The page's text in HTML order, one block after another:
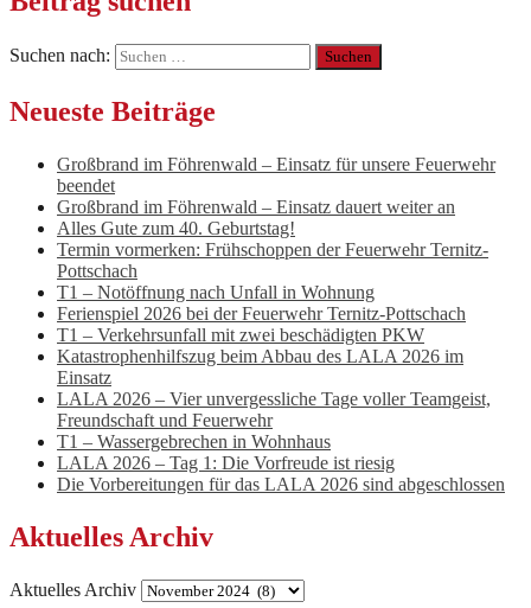
Suchen nach:
Neueste Beiträge
Großbrand im Föhrenwald – Einsatz für unsere Feuerwehr
beendet
Großbrand im Föhrenwald – Einsatz dauert weiter an
Alles Gute zum 40. Geburtstag!
Termin vormerken: Frühschoppen der Feuerwehr Ternitz-
Pottschach
T1 – Notöffnung nach Unfall in Wohnung
Ferienspiel 2026 bei der Feuerwehr Ternitz-Pottschach
T1 – Verkehrsunfall mit zwei beschädigten PKW
Katastrophenhilfszug beim Abbau des LALA 2026 im
Einsatz
LALA 2026 – Vier unvergessliche Tage voller Teamgeist,
Freundschaft und Feuerwehr
T1 – Wassergebrechen in Wohnhaus
LALA 2026 – Tag 1: Die Vorfreude ist riesig
Die Vorbereitungen für das LALA 2026 sind abgeschlossen
Aktuelles Archiv
Aktuelles Archiv